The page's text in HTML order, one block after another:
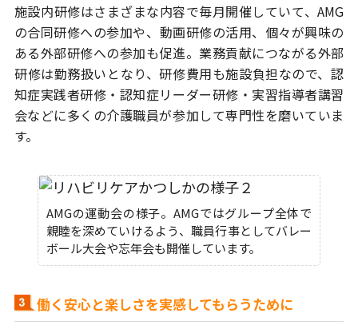
施設内研修はさまざまな内容で毎月開催していて、AMG
の合同研修への参加や、 動画研修の活用、個々が興味の
ある外部研修への参加も促進。 業務貢献につながる外部
研修は勤務扱いとなり、研修費用も施設負担なので、認
知症実践者研修・認知症リーダー研修・実習指導者講習
会などに多くの介護職員が参加して専門性を磨いていま
す。
AMGの運動会の様子。AMGではグループ全体で
親睦を深めていけるよう、職員行事としてバレー
ボール大会や忘年会も開催しています。
働く安心と楽しさを実感してもらうために